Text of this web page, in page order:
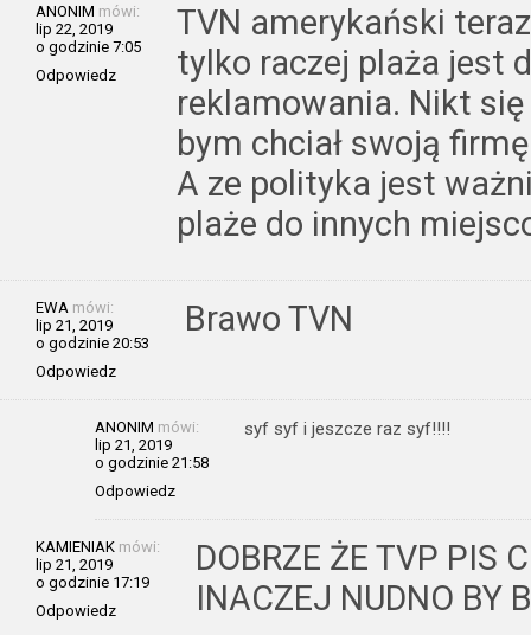
ANONIM mówi:
lip 22, 2019
o godzinie 7:05
Odpowiedz
TVN amerykański
tylko raczej plaża jest
reklamowania. Nikt się
bym chciał swoją
A ze polityka jest
plaże do innych
EWA mówi:
lip 21, 2019
o godzinie 20:53
Odpowiedz
Brawo TVN
ANONIM mówi:
lip 21, 2019
o godzinie 21:58
Odpowiedz
syf syf i jeszcze raz syf!!!!
KAMIENIAK mówi:
lip 21, 2019
o godzinie 17:19
Odpowiedz
DOBRZE ŻE TVP PIS
INACZEJ NUDNO BY